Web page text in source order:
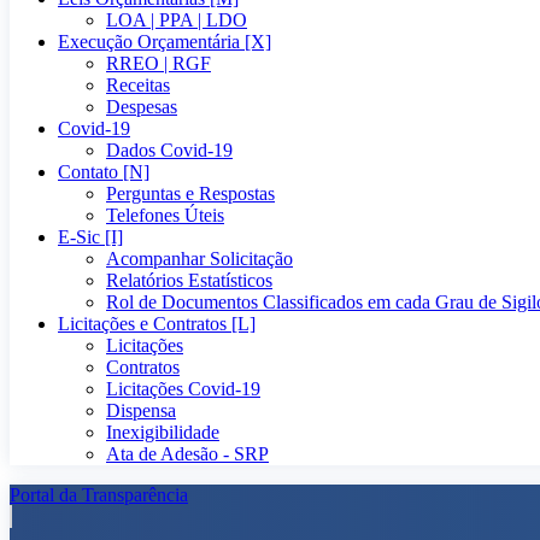
LOA | PPA | LDO
Execução Orçamentária [X]
RREO | RGF
Receitas
Despesas
Covid-19
Dados Covid-19
Contato [N]
Perguntas e Respostas
Telefones Úteis
E-Sic [I]
Acompanhar Solicitação
Relatórios Estatísticos
Rol de Documentos Classificados em cada Grau de
Licitações e Contratos [L]
Licitações
Contratos
Licitações Covid-19
Dispensa
Inexigibilidade
Ata de Adesão - SRP
Portal da Transparência